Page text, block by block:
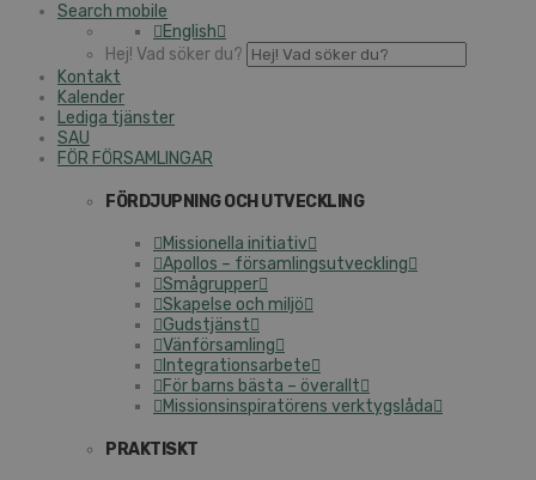
Search mobile
English
Hej! Vad söker du?
Kontakt
Kalender
Lediga tjänster
SAU
FÖR FÖRSAMLINGAR
FÖRDJUPNING OCH UTVECKLING
Missionella initiativ
Apollos – församlingsutveckling
Smågrupper
Skapelse och miljö
Gudstjänst
Vänförsamling
Integrationsarbete
För barns bästa – överallt
Missionsinspiratörens verktygslåda
PRAKTISKT